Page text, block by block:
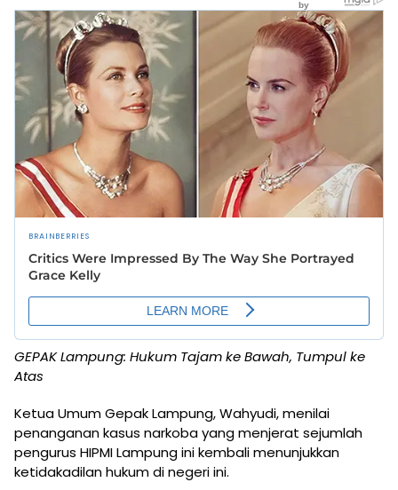
GEPAK Lampung: Hukum Tajam ke Bawah, Tumpul ke
Atas
Ketua Umum Gepak Lampung, Wahyudi, menilai
penanganan kasus narkoba yang menjerat sejumlah
pengurus HIPMI Lampung ini kembali menunjukkan
ketidakadilan hukum di negeri ini.